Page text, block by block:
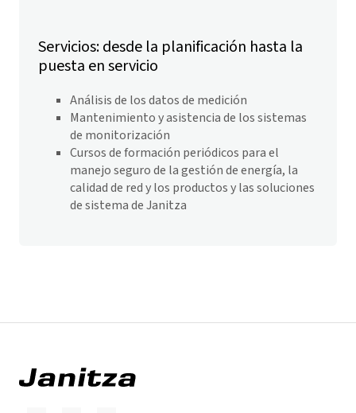
Servicios: desde la planificación hasta la
puesta en servicio
Análisis de los datos de medición
Mantenimiento y asistencia de los sistemas
de monitorización
Cursos de formación periódicos para el
manejo seguro de la gestión de energía, la
calidad de red y los productos y las soluciones
de sistema de Janitza